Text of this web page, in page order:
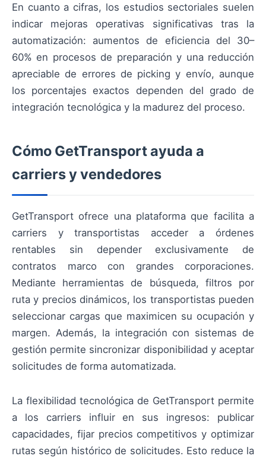
En cuanto a cifras, los estudios sectoriales suelen
indicar mejoras operativas significativas tras la
automatización: aumentos de eficiencia del 30–
60% en procesos de preparación y una reducción
apreciable de errores de picking y envío, aunque
los porcentajes exactos dependen del grado de
integración tecnológica y la madurez del proceso.
Cómo GetTransport ayuda a
carriers y vendedores
GetTransport ofrece una plataforma que facilita a
carriers y transportistas acceder a órdenes
rentables sin depender exclusivamente de
contratos marco con grandes corporaciones.
Mediante herramientas de búsqueda, filtros por
ruta y precios dinámicos, los transportistas pueden
seleccionar cargas que maximicen su ocupación y
margen. Además, la integración con sistemas de
gestión permite sincronizar disponibilidad y aceptar
solicitudes de forma automatizada.
La flexibilidad tecnológica de GetTransport permite
a los carriers influir en sus ingresos: publicar
capacidades, fijar precios competitivos y optimizar
rutas según histórico de solicitudes. Esto reduce la